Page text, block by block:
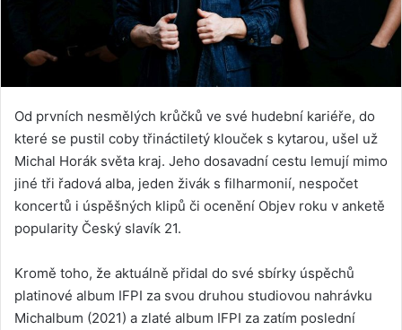
Od prvních nesmělých krůčků ve své hudební kariéře, do
které se pustil coby třináctiletý klouček s kytarou, ušel už
Michal Horák světa kraj. Jeho dosavadní cestu lemují mimo
jiné tři řadová alba, jeden živák s filharmonií, nespočet
koncertů i úspěšných klipů či ocenění Objev roku v anketě
popularity Český slavík 21.
Kromě toho, že aktuálně přidal do své sbírky úspěchů
platinové album IFPI za svou druhou studiovou nahrávku
Michalbum (2021) a zlaté album IFPI za zatím poslední